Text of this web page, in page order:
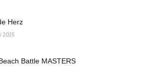
Herz
2025
Battle MASTERS